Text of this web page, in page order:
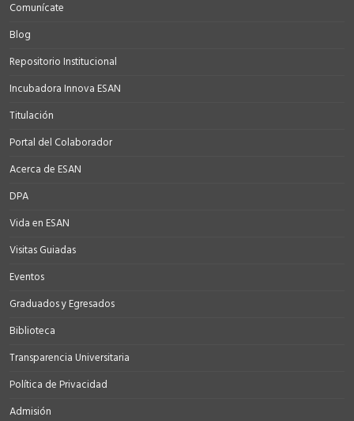
Comunícate
Blog
Repositorio Institucional
Incubadora Innova ESAN
Titulación
Portal del Colaborador
Acerca de ESAN
DPA
Vida en ESAN
Visitas Guiadas
Eventos
Graduados y Egresados
Biblioteca
Transparencia Universitaria
Política de Privacidad
Admisión